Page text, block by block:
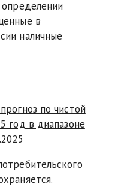
в
наличные
по чистой
год в диапазоне